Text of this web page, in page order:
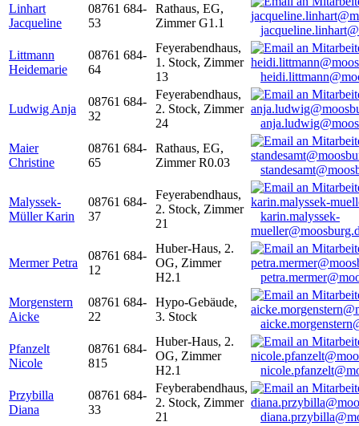
Linhart
Jacqueline
08761 684-
53
Rathaus, EG,
Zimmer G1.1
Littmann
Heidemarie
08761 684-
64
Feyerabendhaus,
1. Stock, Zimmer
13
Ludwig Anja
08761 684-
32
Feyerabendhaus,
2. Stock, Zimmer
24
Maier
Christine
08761 684-
65
Rathaus, EG,
Zimmer R0.03
Malyssek-
Müller Karin
08761 684-
37
Feyerabendhaus,
2. Stock, Zimmer
21
karin.malyssek-
Mermer Petra
08761 684-
12
Huber-Haus, 2.
OG, Zimmer
H2.1
Morgenstern
Aicke
08761 684-
22
Hypo-Gebäude,
3. Stock
Pfanzelt
Nicole
08761 684-
815
Huber-Haus, 2.
OG, Zimmer
H2.1
Przybilla
Diana
08761 684-
33
Feyberabendhaus,
2. Stock, Zimmer
21